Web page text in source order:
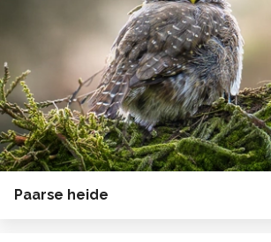
Paarse heide